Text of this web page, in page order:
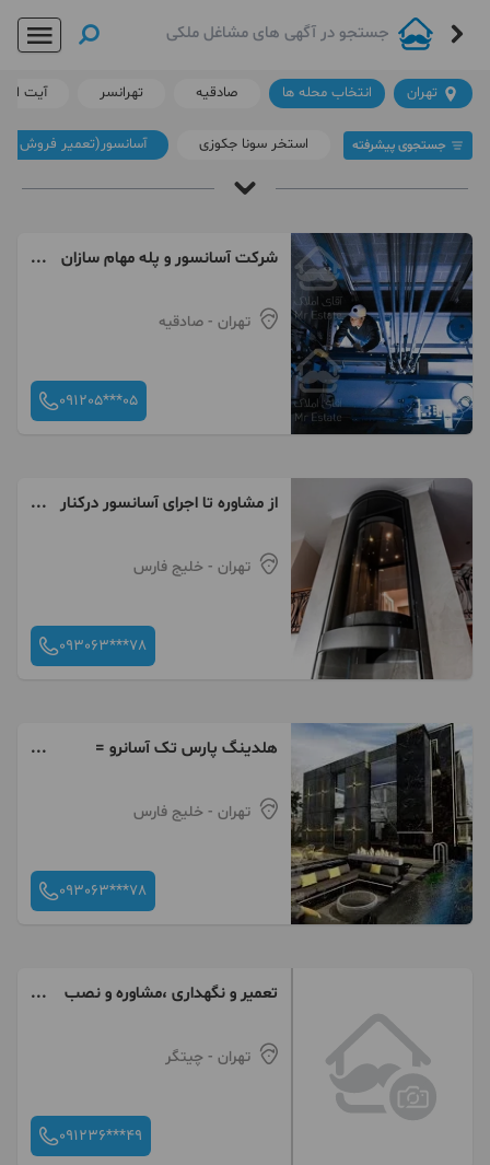
تهران انتخاب محله ها صادقیه تهرانسر آیت
جستجوی پیشرفته استخر سونا جکوزی آسانسور(تعمیر فروش
آسانسور(تعمیر فروش سرویس) در تهران
آقای املاک / آسانسور(تعمیر فروش سرویس) در تهران
داغ ترین ها لینک دار ها
شرکت آسانسور و پله مهام سازان
تهران - صادقیه
091205***05
از مشاوره تا اجرای آسانسور درکنار
آسانروتهران - خلیج فارس
093063***78
هلدینگ پارس تک آسانرو =
تهران - خلیج فارس
093063***78
تعمیر و نگهداری ،مشاوره و نصب
تهران - چیتگر
091236***49